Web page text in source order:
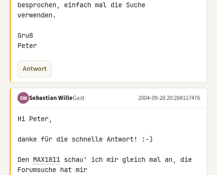
besprochen, einfach mal die Suche
verwenden.
Gruß
Peter
Antwort
SW Sebastian WilleGast 2004-09-28 20:28#117476
Hi Peter,
danke für die schnelle Antwort! :-)
Den MAX1811 schau' ich mir gleich mal an, die
Forumsuche hat mir